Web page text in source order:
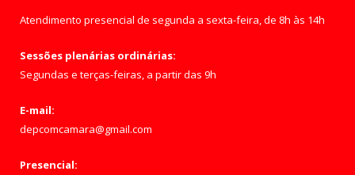
Atendimento presencial de segunda a sexta-feira, de 8h às 14h
Sessões plenárias ordinárias:
Segundas e terças-feiras, a partir das 9h
E-mail:
depcomcamara@gmail.com
Presencial: